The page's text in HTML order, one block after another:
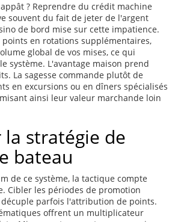
? Reprendre du crédit machine
souvent du fait de jeter de l'argent
de bord mise sur cette impatience.
points en rotations supplémentaires,
global de vos mises, ce qui
système. L'avantage maison prend
La sagesse commande plutôt de
en excursions ou en dîners spécialisés
ainsi leur valeur marchande loin
stratégie de
bateau
de ce système, la tactique compte
Cibler les périodes de promotion
parfois l'attribution de points.
offrent un multiplicateur